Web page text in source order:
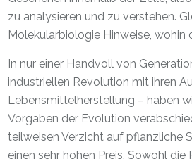
zu analysieren und zu verstehen.
Molekularbiologie Hinweise, wohin
In nur einer Handvoll von
industriellen Revolution mit ihren
Lebensmittelherstellung – haben
Vorgaben der Evolution
teilweisen Verzicht auf pflanzliche
einen sehr hohen Preis. Sowohl die